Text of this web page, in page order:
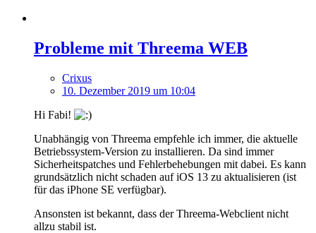
Probleme mit Threema WEB
Crixus
10. Dezember 2019 um 10:04
Hi Fabi!
Unabhängig von Threema empfehle ich immer, die aktuelle
Betriebssystem-Version zu installieren. Da sind immer
Sicherheitspatches und Fehlerbehebungen mit dabei. Es kann
grundsätzlich nicht schaden auf iOS 13 zu aktualisieren (ist
für das iPhone SE verfügbar).
Ansonsten ist bekannt, dass der Threema-Webclient nicht
allzu stabil ist.